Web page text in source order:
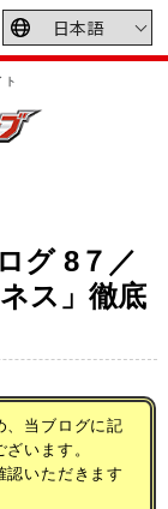
ト
グ 8７／
ス」徹底
、当ブログに記
います。
認いただきます